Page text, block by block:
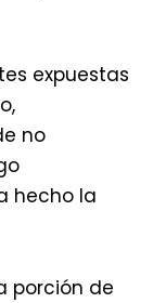
expuestas
no
hecho la
porción de